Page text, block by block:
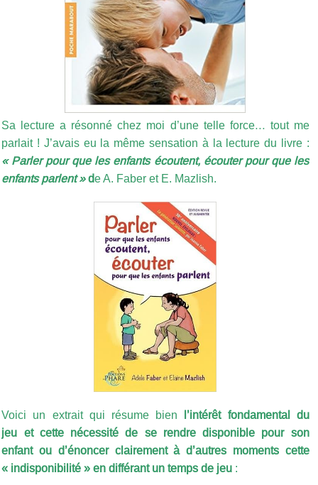
Sa lecture a résonné chez moi d’une telle force… tout me
parlait ! J’avais eu la même sensation à la lecture du livre :
« Parler pour que les enfants écoutent, écouter pour que les
enfants parlent »de A. Faber et E. Mazlish.
Voici un extrait qui résume bien
l’intérêt fondamental du
jeu et cette nécessité de se rendre disponible pour son
enfant ou d’énoncer clairement à d’autres moments cette
« indisponibilité » en différant un temps de jeu :